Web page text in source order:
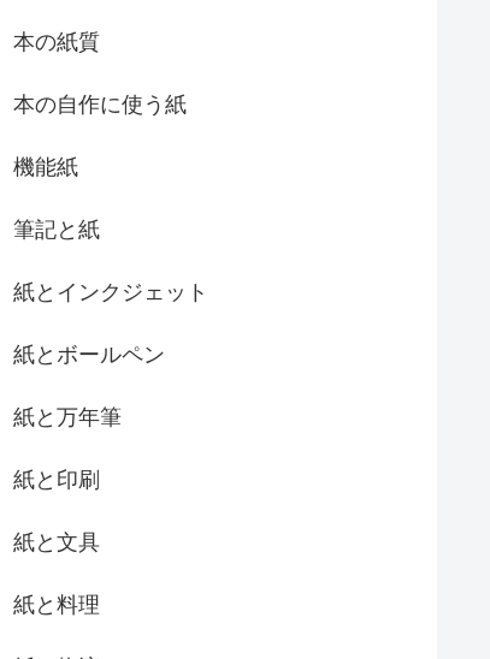
本の紙質
本の自作に使う紙
機能紙
筆記と紙
紙とインクジェット
紙とボールペン
紙と万年筆
紙と印刷
紙と文具
紙と料理